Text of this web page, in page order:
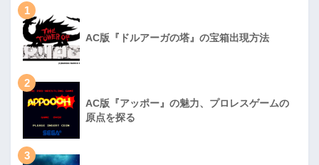
1
AC版『ドルアーガの塔』の宝箱出現方法
2
AC版『アッポー』の魅力、プロレスゲームの
原点を探る
3